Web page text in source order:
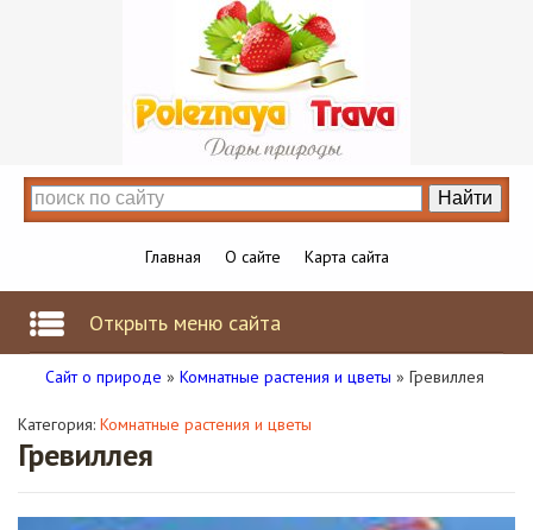
Главная О сайте Карта сайта
Открыть меню сайта
Сайт о природе » Комнатные растения и цветы » Гревиллея
Категория: Комнатные растения и цветы
Гревиллея